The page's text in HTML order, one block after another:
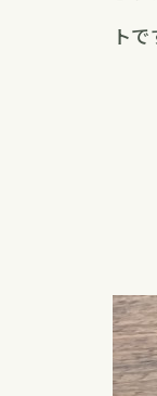
トで